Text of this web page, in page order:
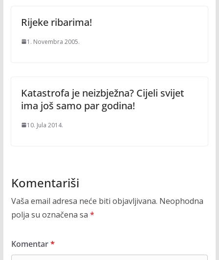
Rijeke ribarima!
1. Novembra 2005.
Katastrofa je neizbježna? Cijeli svijet
ima još samo par godina!
10. Jula 2014.
Komentariši
Vaša email adresa neće biti objavljivana. Neophodna
polja su označena sa *
Komentar*